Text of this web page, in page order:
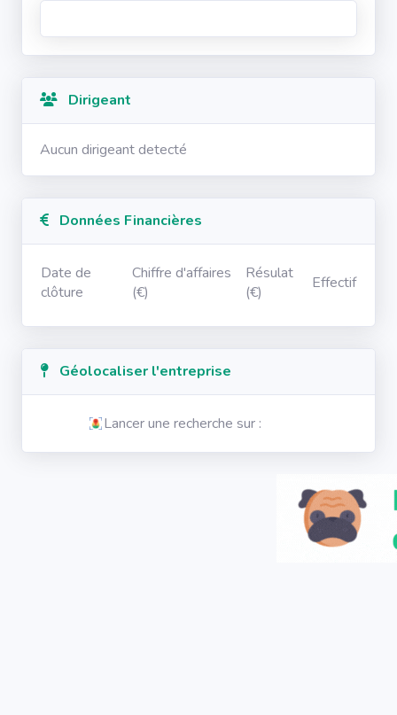
Dirigeant
Aucun dirigeant detecté
Données Financières
Date de
clôture
Chiffre d'affaires
(€)
Résulat
(€)
Effectif
Géolocaliser l'entreprise
Lancer une recherche sur :